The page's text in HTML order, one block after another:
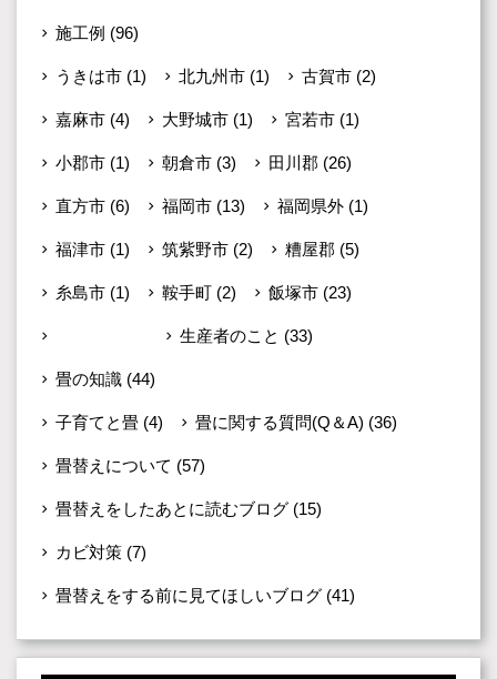
施工例 (96)
うきは市 (1) 北九州市 (1) 古賀市 (2)
嘉麻市 (4) 大野城市 (1) 宮若市 (1)
小郡市 (1) 朝倉市 (3) 田川郡 (26)
直方市 (6) 福岡市 (13) 福岡県外 (1)
福津市 (1) 筑紫野市 (2) 糟屋郡 (5)
糸島市 (1) 鞍手町 (2) 飯塚市 (23)
生産者のこと (33)
畳の知識 (44)
子育てと畳 (4) 畳に関する質問(Q＆A) (36)
畳替えについて (57)
畳替えをしたあとに読むブログ (15)
カビ対策 (7)
畳替えをする前に見てほしいブログ (41)